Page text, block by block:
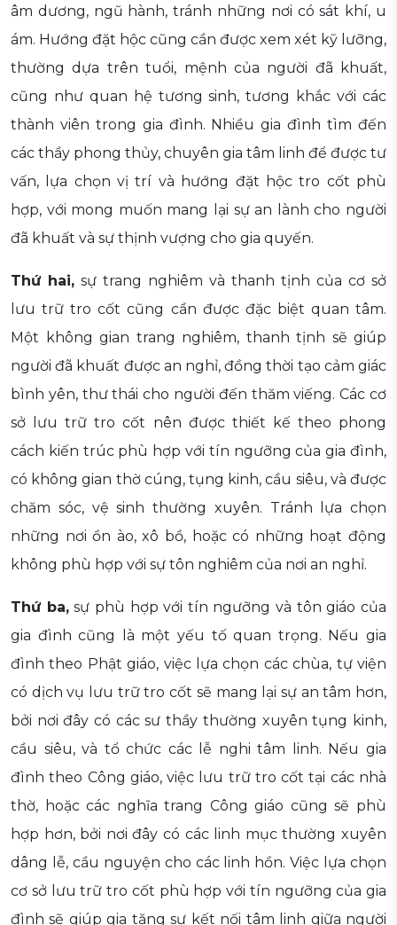
âm dương, ngũ hành, tránh những nơi có sát khí, u
ám. Hướng đặt hộc cũng cần được xem xét kỹ lưỡng,
thường dựa trên tuổi, mệnh của người đã khuất,
cũng như quan hệ tương sinh, tương khắc với các
thành viên trong gia đình. Nhiều gia đình tìm đến
các thầy phong thủy, chuyên gia tâm linh để được tư
vấn, lựa chọn vị trí và hướng đặt hộc tro cốt phù
hợp, với mong muốn mang lại sự an lành cho người
đã khuất và sự thịnh vượng cho gia quyến.
Thứ hai, sự trang nghiêm và thanh tịnh của cơ sở
lưu trữ tro cốt cũng cần được đặc biệt quan tâm.
Một không gian trang nghiêm, thanh tịnh sẽ giúp
người đã khuất được an nghỉ, đồng thời tạo cảm giác
bình yên, thư thái cho người đến thăm viếng. Các cơ
sở lưu trữ tro cốt nên được thiết kế theo phong
cách kiến trúc phù hợp với tín ngưỡng của gia đình,
có không gian thờ cúng, tụng kinh, cầu siêu, và được
chăm sóc, vệ sinh thường xuyên. Tránh lựa chọn
những nơi ồn ào, xô bồ, hoặc có những hoạt động
không phù hợp với sự tôn nghiêm của nơi an nghỉ.
Thứ ba,sự phù hợp với tín ngưỡng và tôn giáo của
gia đình cũng là một yếu tố quan trọng. Nếu gia
đình theo Phật giáo, việc lựa chọn các chùa, tự viện
có dịch vụ lưu trữ tro cốt sẽ mang lại sự an tâm hơn,
bởi nơi đây có các sư thầy thường xuyên tụng kinh,
cầu siêu, và tổ chức các lễ nghi tâm linh. Nếu gia
đình theo Công giáo, việc lưu trữ tro cốt tại các nhà
thờ, hoặc các nghĩa trang Công giáo cũng sẽ phù
hợp hơn, bởi nơi đây có các linh mục thường xuyên
dâng lễ, cầu nguyện cho các linh hồn. Việc lựa chọn
cơ sở lưu trữ tro cốt phù hợp với tín ngưỡng của gia
đình sẽ giúp gia tăng sự kết nối tâm linh giữa người